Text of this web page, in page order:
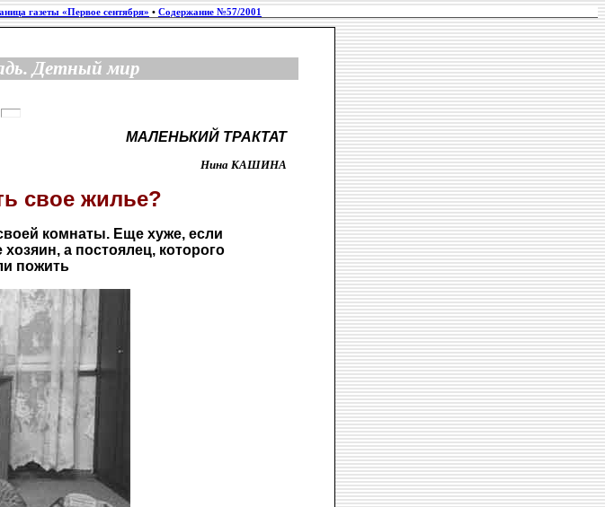
газеты «Первое сентября» • Содержание №57/2001
Детный мир
МАЛЕНЬКИЙ ТРАКТАТ
Нина КАШИНА
свое жилье?
комнаты. Еще хуже, если
а постоялец, которого
пожить